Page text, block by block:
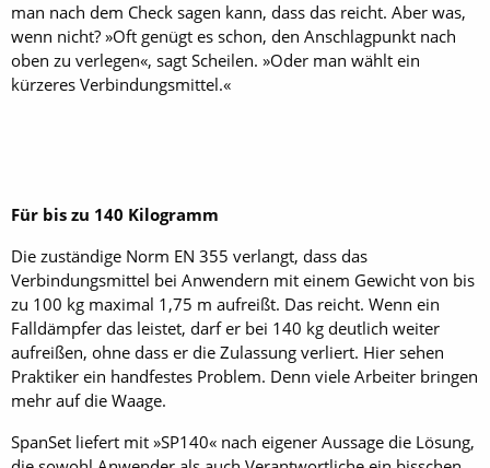
man nach dem Check sagen kann, dass das reicht. Aber was,
wenn nicht? »Oft genügt es schon, den Anschlagpunkt nach
oben zu verlegen«, sagt Scheilen. »Oder man wählt ein
kürzeres Verbindungsmittel.«
Für bis zu 140 Kilogramm
Die zuständige Norm EN 355 verlangt, dass das
Verbindungsmittel bei Anwendern mit einem Gewicht von bis
zu 100 kg maximal 1,75 m aufreißt. Das reicht. Wenn ein
Falldämpfer das leistet, darf er bei 140 kg deutlich weiter
aufreißen, ohne dass er die Zulassung verliert. Hier sehen
Praktiker ein handfestes Problem. Denn viele Arbeiter bringen
mehr auf die Waage.
SpanSet liefert mit »SP140« nach eigener Aussage die Lösung,